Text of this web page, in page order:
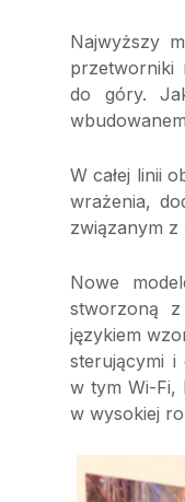
Najwyższy
przetworniki
do góry.
W całej linii
wrażenia,
związanym z
Nowe
stworzoną
językiem
sterującymi i
w tym Wi-Fi,
w wysokiej